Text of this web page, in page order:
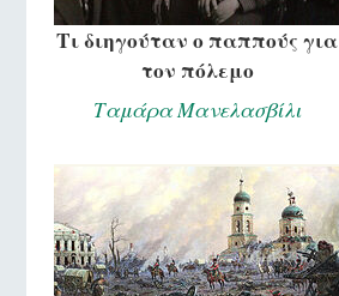
Τι διηγούταν ο παππούς για
τον πόλεμο
Ταμάρα Μανελασβίλι